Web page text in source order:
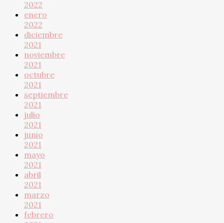
2022
enero
2022
diciembre
2021
noviembre
2021
octubre
2021
septiembre
2021
julio
2021
junio
2021
mayo
2021
abril
2021
marzo
2021
febrero